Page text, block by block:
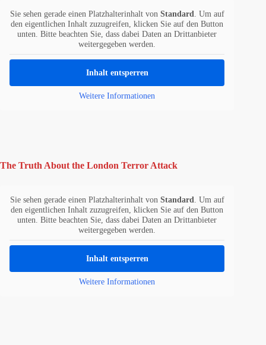
Sie sehen gerade einen Platzhalterinhalt von Standard
. Um auf
den eigentlichen Inhalt zuzugreifen, klicken Sie auf den Button
unten. Bitte beachten Sie, dass dabei Daten an Drittanbieter
weitergegeben werden.
Inhalt entsperren
Weitere Informationen
The Truth About the London Terror Attack
Sie sehen gerade einen Platzhalterinhalt von Standard
. Um auf
den eigentlichen Inhalt zuzugreifen, klicken Sie auf den Button
unten. Bitte beachten Sie, dass dabei Daten an Drittanbieter
weitergegeben werden.
Inhalt entsperren
Weitere Informationen